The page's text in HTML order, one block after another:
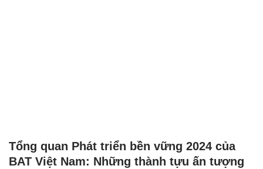
Tổng quan Phát triển bền vững 2024 của
BAT Việt Nam: Những thành tựu ấn tượng